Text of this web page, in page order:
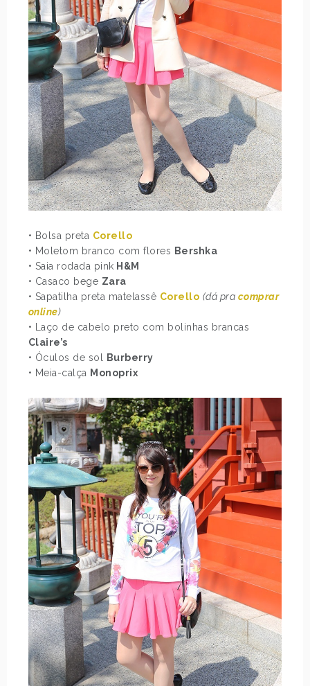
• Bolsa preta Corello
• Moletom branco com flores Bershka
• Saia rodada pink H&M
• Casaco bege Zara
• Sapatilha preta matelassê Corello (dá pra comprar
online)
• Laço de cabelo preto com bolinhas brancas
Claire’s
• Óculos de sol
Burberry
• Meia-calça Monoprix